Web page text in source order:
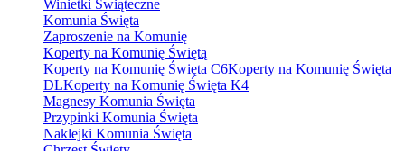
Winietki Świąteczne
Komunia Święta
Zaproszenie na Komunię
Koperty na Komunię Świętą
Koperty na Komunię Święta C6Koperty na Komunię Święta
DLKoperty na Komunię Święta K4
Magnesy Komunia Święta
Przypinki Komunia Święta
Naklejki Komunia Święta